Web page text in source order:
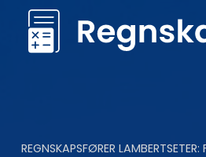
content
REGNSKAPSFØRER